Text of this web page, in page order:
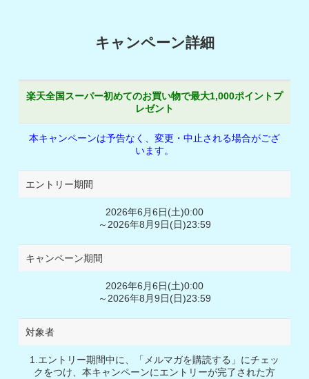
キャンペーン詳細
楽天全国スーパー初めてのお買い物で最大1,000ポイントプ
レゼント
本キャンペーンは予告なく、変更・中止される場合がござ
います。
エントリー期間
2026年6月6日(土)0:00
～2026年8月9日(日)23:59
キャンペーン期間
2026年6月6日(土)0:00
～2026年8月9日(日)23:59
対象者
1.エントリー期間中に、「メルマガを購読する」にチェッ
クをつけ、本キャンペーンにエントリーが完了された方